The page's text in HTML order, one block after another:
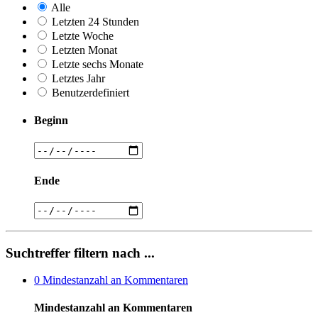
Alle
Letzten 24 Stunden
Letzte Woche
Letzten Monat
Letzte sechs Monate
Letztes Jahr
Benutzerdefiniert
Beginn
Ende
Suchtreffer filtern nach ...
0 Mindestanzahl an Kommentaren
Mindestanzahl an Kommentaren